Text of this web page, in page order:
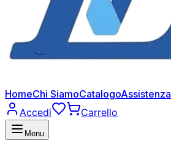
HomeChi SiamoCatalogoAssistenza
Accedi
Carrello
Menu